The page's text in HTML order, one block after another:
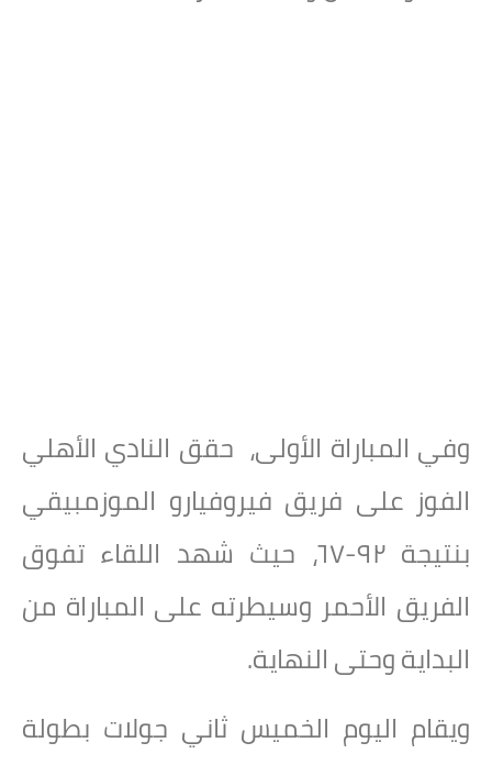
وفي المباراة الأولى، حقق النادي الأهلي
الفوز على فريق فيروفيارو الموزمبيقي
بنتيجة ٩٢-٦٧، حيث شهد اللقاء تفوق
الفريق الأحمر وسيطرته على المباراة من
البداية وحتى النهاية.
ويقام اليوم الخميس ثاني جولات بطولة